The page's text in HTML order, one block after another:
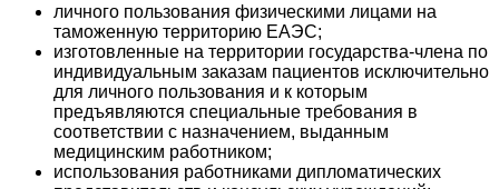
личного пользования физическими лицами на
таможенную территорию ЕАЭС;
изготовленные на территории государства-члена по
индивидуальным заказам пациентов исключительно
для личного пользования и к которым
предъявляются специальные требования в
соответствии с назначением, выданным
медицинским работником;
использования работниками дипломатических